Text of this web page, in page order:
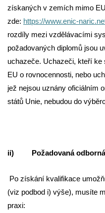
získaných v zemích mimo
zde: https://www.enic-
rozdíly mezi vzdělávacími
požadovaných diplomů jsou
uchazeče. Uchazeči, kteří ke
EU o rovnocennosti, nebo
jež nejsou uznány oficiálním
států Unie, nebudou do
ii) Požadovaná odborná
Po získání kvalifikace
(viz podbod i) výše), musíte
praxi: